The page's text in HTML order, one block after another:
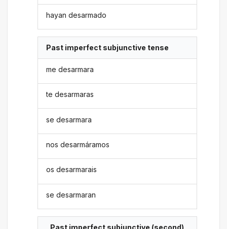
hayan desarmado
Past imperfect subjunctive tense
me desarmara
te desarmaras
se desarmara
nos desarmáramos
os desarmarais
se desarmaran
Past imperfect subjunctive (second)